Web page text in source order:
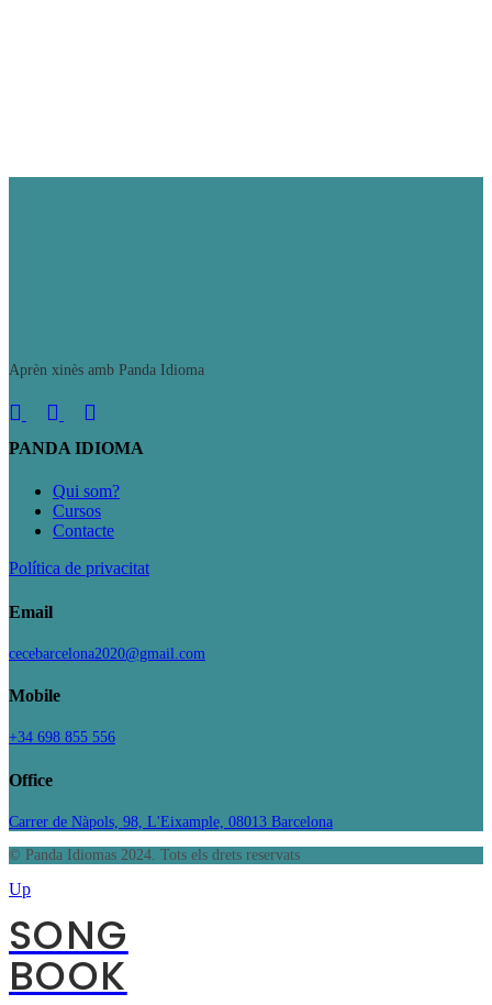
Aprèn xinès amb Panda Idioma
PANDA IDIOMA
Qui som?
Cursos
Contacte
Política de privacitat
Email
cecebarcelona2020@gmail.com
Mobile
+34 698 855 556
Office
Carrer de Nàpols, 98, L'Eixample, 08013 Barcelona
© Panda Idiomas 2024. Tots els drets reservats
Up
SONG
BOOK